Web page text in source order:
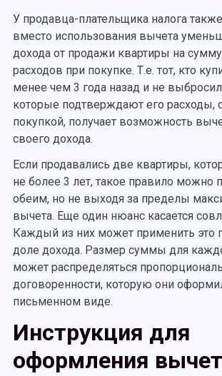
У продавца-плательщика налога
вместо использования вычета
дохода от продажи квартиры на
расходов при покупке. Т.е. тот, кто
менее чем 3 года назад и не
которые подтверждают его расходы,
покупкой, получает возможность
своего дохода.
Если продавались две квартиры,
не более 3 лет, такое правило можно
обеим, но не выходя за пределы
вычета. Еще один нюанс касается
Каждый из них может применить это
доле дохода. Размер суммы для
может распределяться
договоренности, которую они
письменном виде.
Инструкция для
оформления